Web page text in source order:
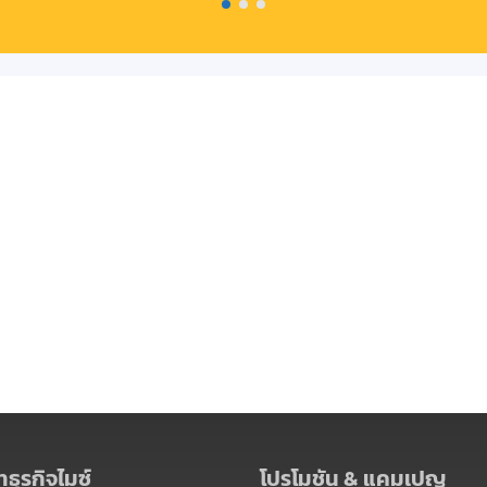
ธุรกิจไมซ์ โปรโมชัน & แคมเปญ